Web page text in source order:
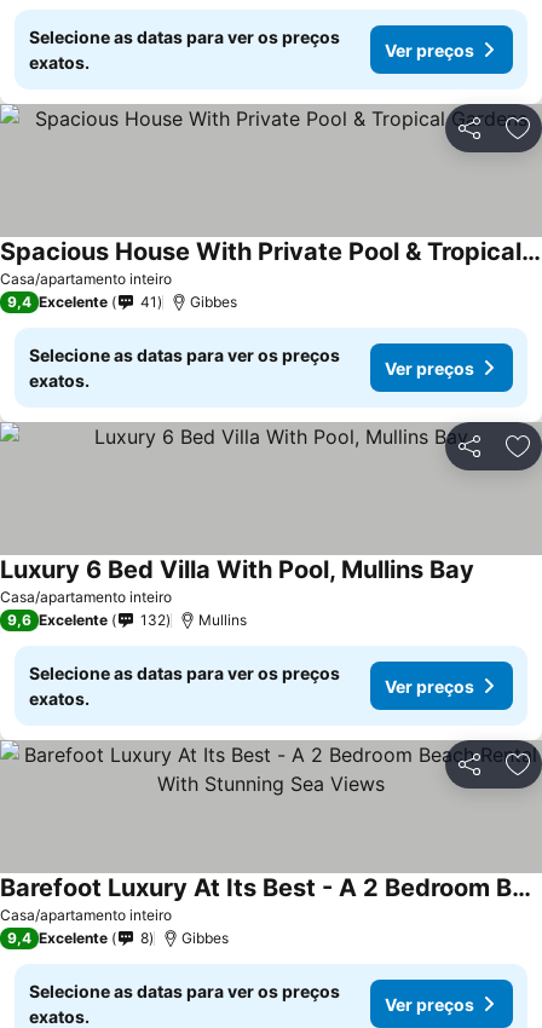
Selecione as datas para ver os preços
exatos.
Ver preços
Partilhar
Casa/apartamento inteiro
Spacious House With Private Pool & Tropical Gardens
9,4 Excelente 41 Gibbes
Selecione as datas para ver os preços
exatos.
Ver preços
Partilhar
Casa/apartamento inteiro
Luxury 6 Bed Villa With Pool, Mullins Bay
9,6 Excelente 132 Mullins
Selecione as datas para ver os preços
exatos.
Ver preços
Partilhar
Casa/apartamento inteiro
Barefoot Luxury At Its Best - A 2 Bedroom Beach Rental With Stunning Sea Views
9,4 Excelente 8 Gibbes
Selecione as datas para ver os preços
exatos.
Ver preços